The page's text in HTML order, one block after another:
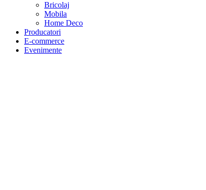
Bricolaj
Mobila
Home Deco
Producatori
E-commerce
Evenimente